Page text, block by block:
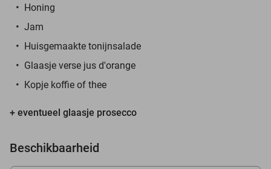
Honing
Jam
Huisgemaakte tonijnsalade
Glaasje verse jus d'orange
Kopje koffie of thee
+ eventueel glaasje prosecco
Beschikbaarheid